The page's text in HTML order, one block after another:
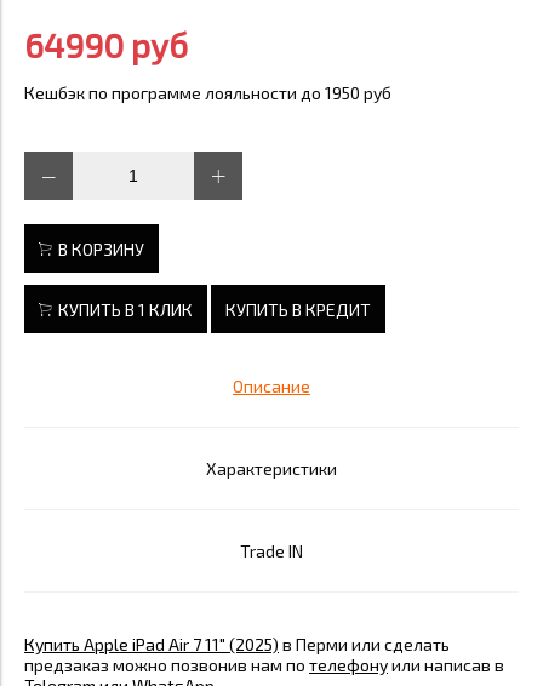
64990 руб
Кешбэк по программе лояльности до 1950 руб
В КОРЗИНУ
КУПИТЬ В 1 КЛИК КУПИТЬ В КРЕДИТ
Описание
Характеристики
Trade IN
Купить Apple iPad Air 7 11" (2025) в Перми или сделать
предзаказ можно позвонив нам по телефонуили написав в